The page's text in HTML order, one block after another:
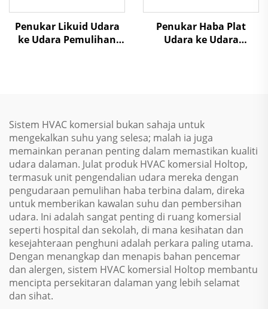
Penukar Likuid Udara
ke Udara Pemulihan
Penukar Haba Plat
Udara ke Udara
Sistem HVAC komersial bukan sahaja untuk
mengekalkan suhu yang selesa; malah ia juga
memainkan peranan penting dalam memastikan kualiti
udara dalaman. Julat produk HVAC komersial Holtop,
termasuk unit pengendalian udara mereka dengan
pengudaraan pemulihan haba terbina dalam, direka
untuk memberikan kawalan suhu dan pembersihan
udara. Ini adalah sangat penting di ruang komersial
seperti hospital dan sekolah, di mana kesihatan dan
kesejahteraan penghuni adalah perkara paling utama.
Dengan menangkap dan menapis bahan pencemar
dan alergen, sistem HVAC komersial Holtop membantu
mencipta persekitaran dalaman yang lebih selamat
dan sihat.